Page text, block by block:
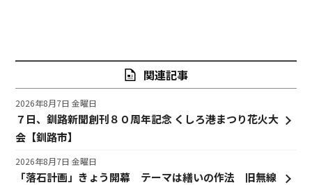
関連記事
７日、釧路新聞創刊８０周年記念 くしろ港まつり花火大
会【釧路市】
2026年8月7日 金曜日
「落石計画」きょう開幕 テーマは繕いの作法 旧無線
2026年8月7日 金曜日